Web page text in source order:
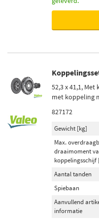
52,3 x 41,1,
met koppeling
827172
Gewicht [kg]
Max.
draaimoment
koppelingsschijf
Aantal tanden
Spiebaan
Aanvullend
informatie